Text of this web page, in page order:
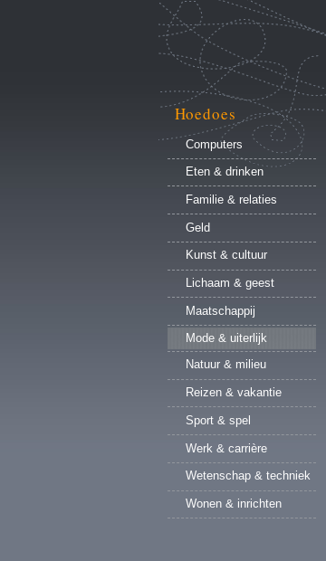
Persoonlijke
hulpmiddelen
Hoedoes
Computers
Eten & drinken
Familie & relaties
Geld
Kunst & cultuur
Lichaam & geest
Maatschappij
Mode & uiterlijk
Natuur & milieu
Reizen & vakantie
Sport & spel
Werk & carrière
Wetenschap & techniek
Wonen & inrichten